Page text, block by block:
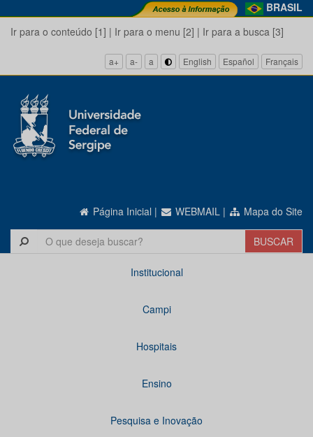
BRASIL
Ir para o conteúdo [1] | Ir para o menu [2] | Ir para a busca [3]
a+ a- a English Español Français
Página Inicial | WEBMAIL | Mapa do Site
Institucional
Campi
Hospitais
Ensino
Pesquisa e Inovação